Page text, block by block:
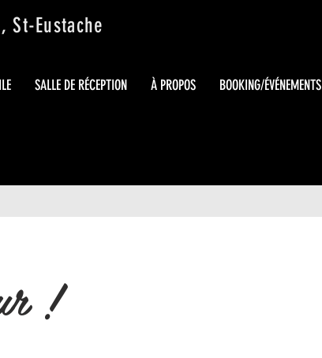
St-Eustache
SALLE DE RÉCEPTION À PROPOS BOOKING/ÉVÉNEMENTS
!